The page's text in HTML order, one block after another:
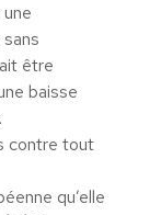
être
baisse
contre tout
qu’elle